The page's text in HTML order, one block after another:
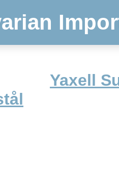
Yaxell